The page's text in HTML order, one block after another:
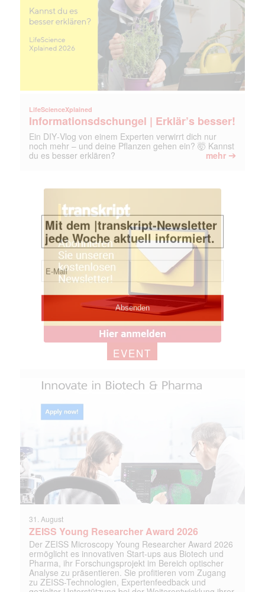
LifeScienceXplained
Informationsdschungel | Erklär’s besser!
Ein DIY‑Vlog von einem Experten verwirrt dich nur
noch mehr – und deine Pflanzen gehen ein? 🤯 Kannst
du es besser erklären?
mehr ➔
EVENT
31. August
ZEISS Young Researcher Award 2026
Der ZEISS Microscopy Young Researcher Award 2026
ermöglicht es innovativen Start-ups aus Biotech und
Pharma, ihr Forschungsprojekt im Bereich optischer
Analyse zu präsentieren. Sie profitieren vom Zugang
zu ZEISS-Technologien, Expertenfeedback und